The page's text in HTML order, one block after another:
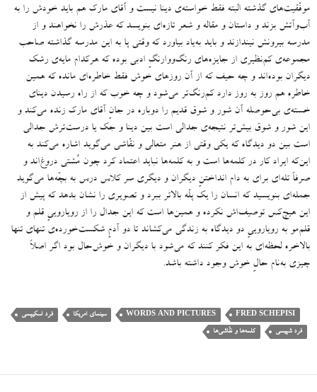
موفّقیت‌های گذشته البته فقط خواسته‌ی دینا نیست و آقای مارک هم باید خودش را به
آب‌وآتش بزند و داستان و مقاله و شعر تازه‌ای بنویسد که عذرش را نخواهند و از
مدرسه بیرونش نیندازند و باید به‌یاد بیاورد که وقتی پا به این مدرسه گذاشته صاحب
مجموعه‌ی کم‌نظیری از جایزه‌های رنگ‌ووارنگِ ادبی بوده که هرکدام مایه‌ی رشک
دیگران بوده‌اند و چه حیف که از آن روزهای خوش فقط خاطره‌ای مانده که همین
خاطره ‌هم روز به روز دارد کم‌رنگ‌تر می‌شود و چه خوب که از راه رسیدن دینای
خسته‌ی بی‌حوصله آن شور و شوق قدیم را دوباره در جانِ آقای مارک زنده می‌کند و
این شور و شوق بیش‌تر نتیجه‌ی جدالی است بین دینا و جک یا درست‌ترش جدالی
است بین دو دیدگاه که یکی وقتی از هنر متعالی و نقّاشی می‌گوید اشاره می‌کند به
این‌که ایراد کار در کلمه‌ها است و به کلمه‌ها نباید اعتماد کرد چون مُشتی دروغ‌اند و
صرفاً تله‌ای برای به دام انداختنِ دیگران و دیگری سر کلاس درس به بچّه‌ها می‌گوید
جمله‌ای بنویسید که انسان را یک‌ پلّه بالاتر ببرد و تصویری را نشان بدهد که پیش از
این هیچ‌کس توصیف‌اش نکرده و همین‌ها است که این جدال را از رویاروییِ قلم و
قلم‌مو به رویاروییِ دو دیدگاه به زندگی می‌کشاند تا دو آدمِ شکست‌خورده‌ی تنهای تنها
بالاخره لحظه‌ای به این فکر کنند که می‌شود با دیگران و خوش‌حال بود اگر اصلاً
چیزی به‌نام حالِ خوش وجود داشته باشد.
FRED SCHEPISI
WORDS AND PICTURES سینمای امریکا فرد اسکیپسی
فرد شپیسی کلمه‌ها و نقّاشی‌ها